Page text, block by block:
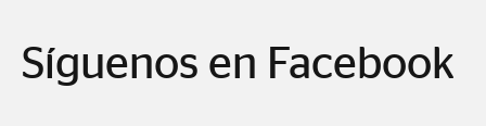
Síguenos en Facebook